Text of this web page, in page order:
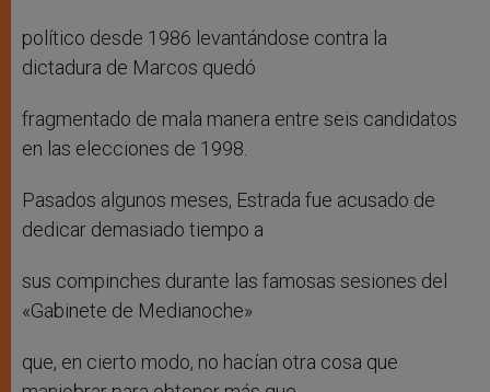
político desde 1986 levantándose contra la
dictadura de Marcos quedó
fragmentado de mala manera entre seis candidatos
en las elecciones de 1998.
Pasados algunos meses, Estrada fue acusado de
dedicar demasiado tiempo a
sus compinches durante las famosas sesiones del
«Gabinete de Medianoche»
que, en cierto modo, no hacían otra cosa que